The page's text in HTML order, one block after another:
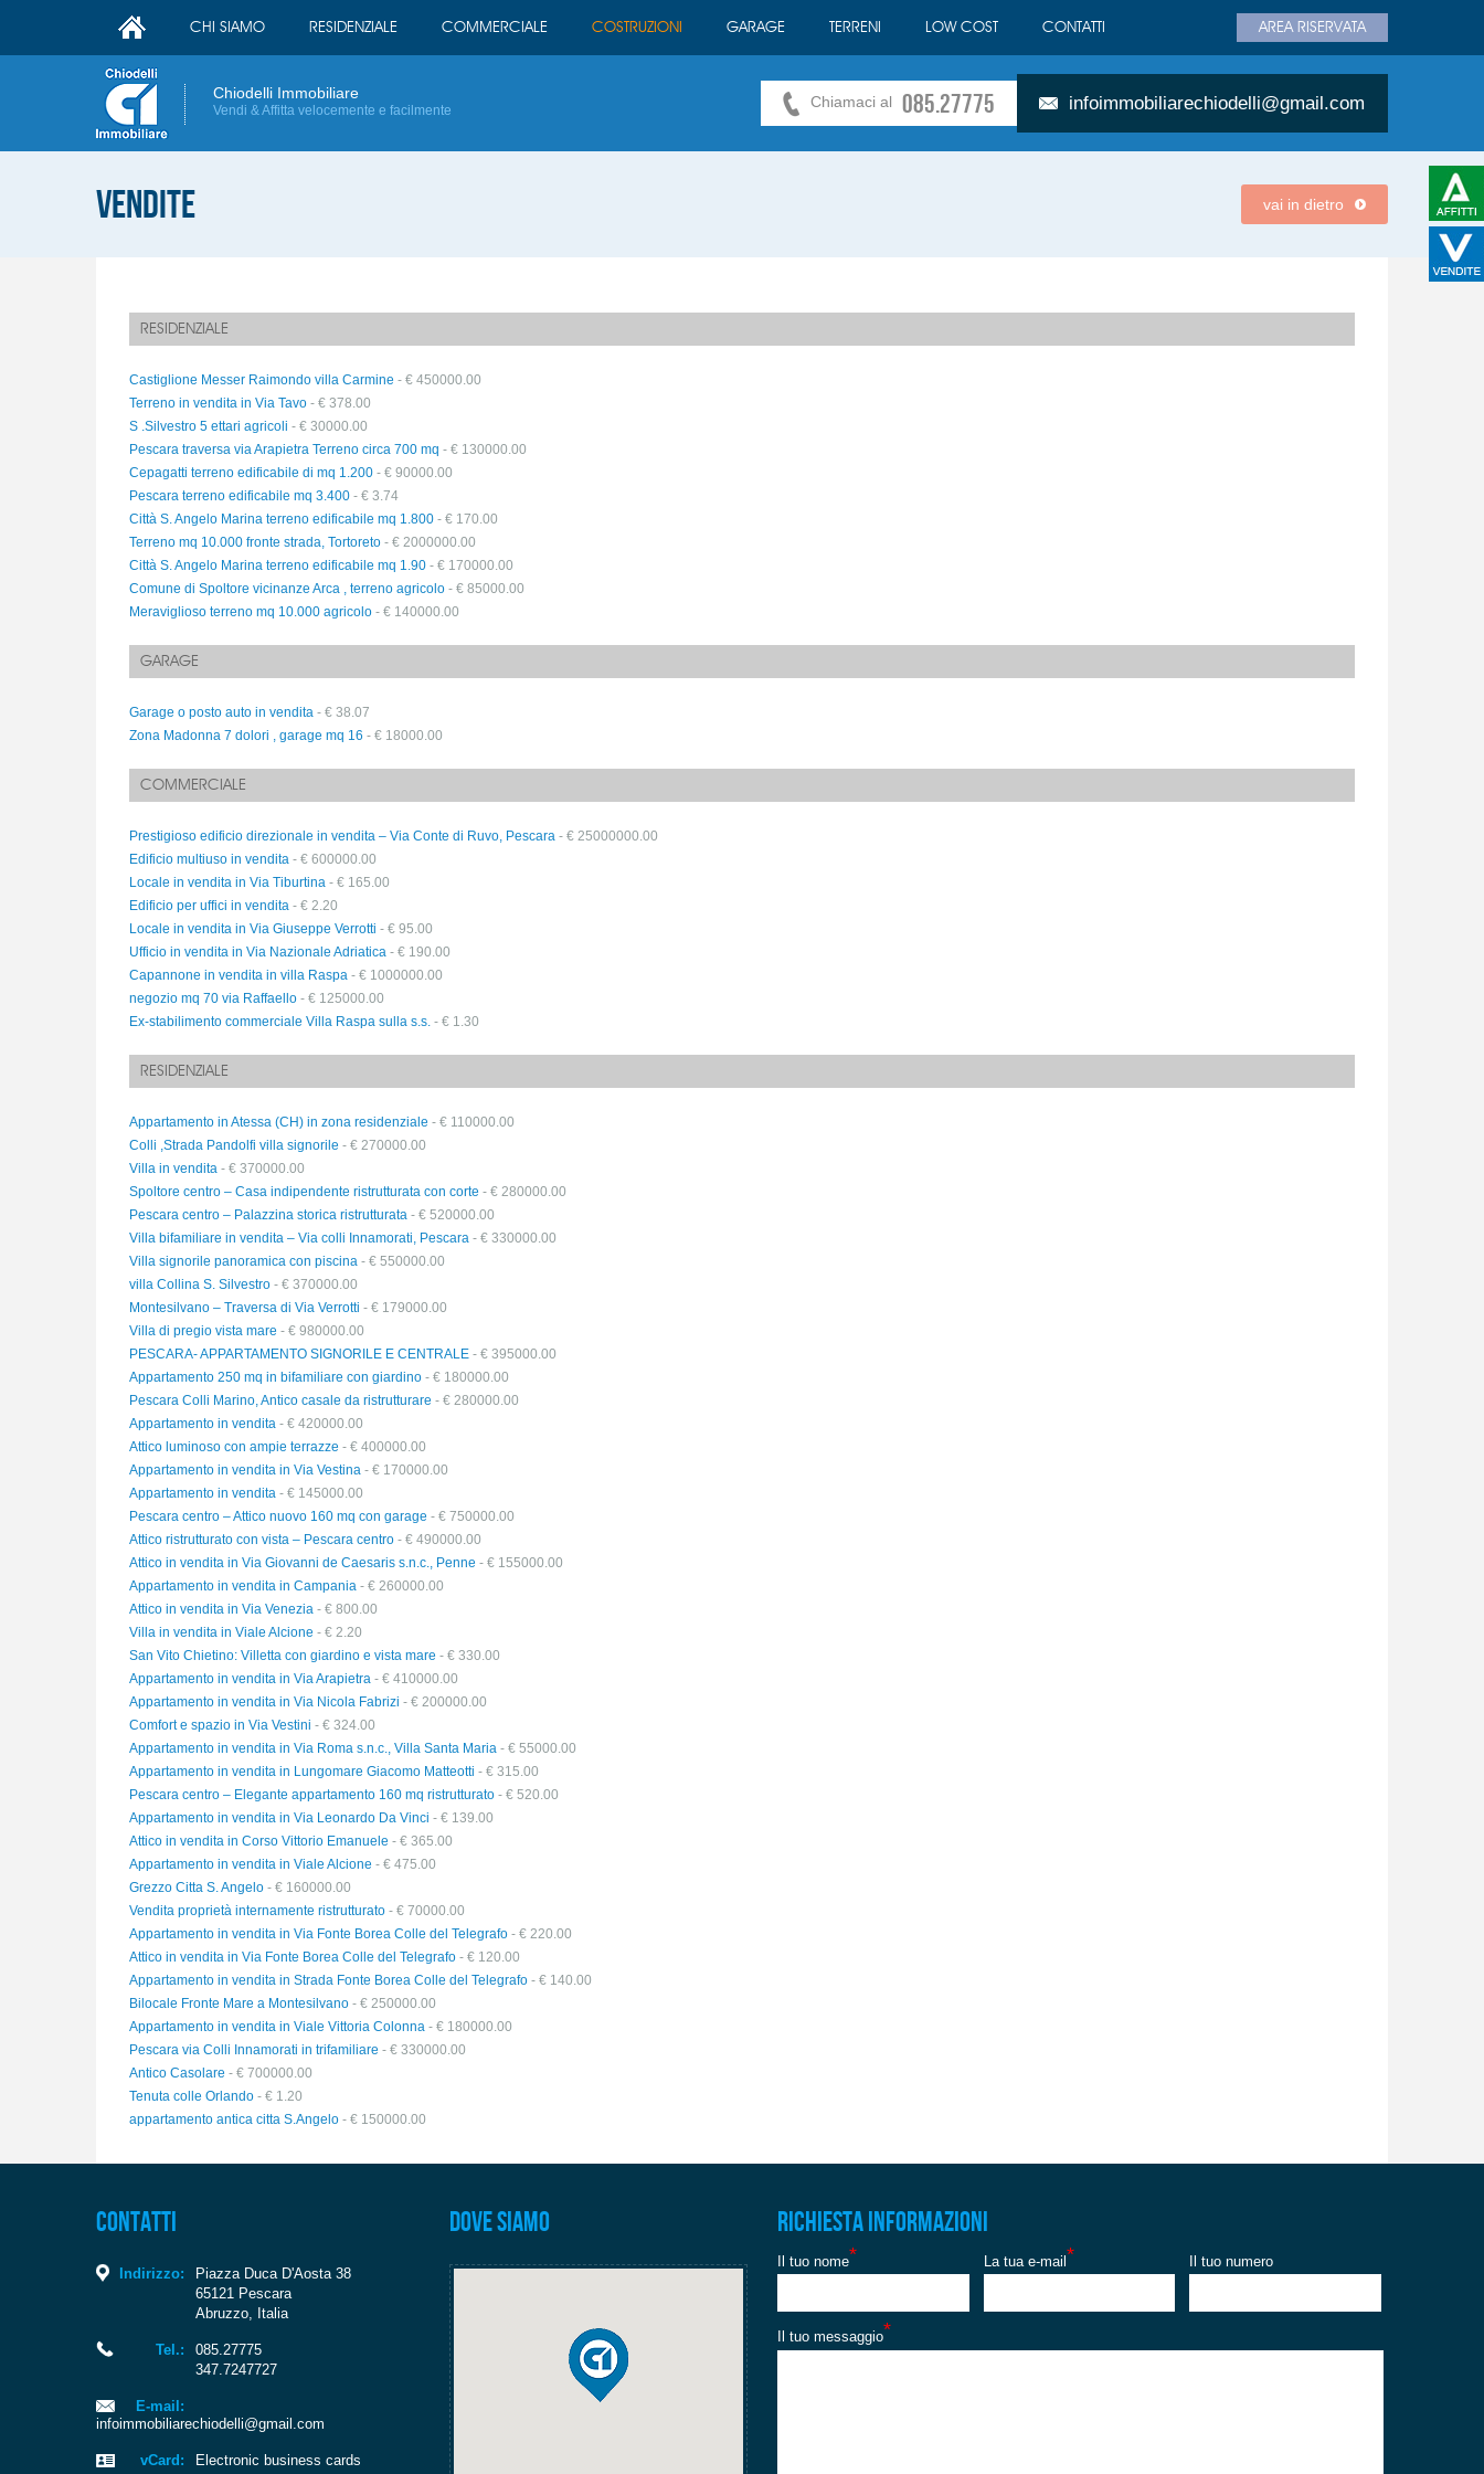
CHI SIAMO RESIDENZIALE COMMERCIALE COSTRUZIONI GARAGE TERRENI LOW COST CONTATTI AREA RISERVATA
infoimmobiliarechiodelli@gmail.com
Chiamaci al 085.27775
Chiodelli Immobiliare
Vendi & Affitta velocemente e facilmente
vai in dietro
Vendite
RESIDENZIALE
Castiglione Messer Raimondo villa Carmine - € 450000.00
Terreno in vendita in Via Tavo - € 378.00
S .Silvestro 5 ettari agricoli - € 30000.00
Pescara traversa via Arapietra Terreno circa 700 mq - € 130000.00
Cepagatti terreno edificabile di mq 1.200 - € 90000.00
Pescara terreno edificabile mq 3.400 - € 3.74
Città S. Angelo Marina terreno edificabile mq 1.800 - € 170.00
Terreno mq 10.000 fronte strada, Tortoreto - € 2000000.00
Città S. Angelo Marina terreno edificabile mq 1.90 - € 170000.00
Comune di Spoltore vicinanze Arca , terreno agricolo - € 85000.00
Meraviglioso terreno mq 10.000 agricolo - € 140000.00
GARAGE
Garage o posto auto in vendita - € 38.07
Zona Madonna 7 dolori , garage mq 16 - € 18000.00
COMMERCIALE
Prestigioso edificio direzionale in vendita – Via Conte di Ruvo, Pescara - € 25000000.00
Edificio multiuso in vendita - € 600000.00
Locale in vendita in Via Tiburtina - € 165.00
Edificio per uffici in vendita - € 2.20
Locale in vendita in Via Giuseppe Verrotti - € 95.00
Ufficio in vendita in Via Nazionale Adriatica - € 190.00
Capannone in vendita in villa Raspa - € 1000000.00
negozio mq 70 via Raffaello - € 125000.00
Ex-stabilimento commerciale Villa Raspa sulla s.s. - € 1.30
RESIDENZIALE
Appartamento in Atessa (CH) in zona residenziale - € 110000.00
Colli ,Strada Pandolfi villa signorile - € 270000.00
Villa in vendita - € 370000.00
Spoltore centro – Casa indipendente ristrutturata con corte - € 280000.00
Pescara centro – Palazzina storica ristrutturata - € 520000.00
Villa bifamiliare in vendita – Via colli Innamorati, Pescara - € 330000.00
Villa signorile panoramica con piscina - € 550000.00
villa Collina S. Silvestro - € 370000.00
Montesilvano – Traversa di Via Verrotti - € 179000.00
Villa di pregio vista mare - € 980000.00
PESCARA- APPARTAMENTO SIGNORILE E CENTRALE - € 395000.00
Appartamento 250 mq in bifamiliare con giardino - € 180000.00
Pescara Colli Marino, Antico casale da ristrutturare - € 280000.00
Appartamento in vendita - € 420000.00
Attico luminoso con ampie terrazze - € 400000.00
Appartamento in vendita in Via Vestina - € 170000.00
Appartamento in vendita - € 145000.00
Pescara centro – Attico nuovo 160 mq con garage - € 750000.00
Attico ristrutturato con vista – Pescara centro - € 490000.00
Attico in vendita in Via Giovanni de Caesaris s.n.c., Penne - € 155000.00
Appartamento in vendita in Campania - € 260000.00
Attico in vendita in Via Venezia - € 800.00
Villa in vendita in Viale Alcione - € 2.20
San Vito Chietino: Villetta con giardino e vista mare - € 330.00
Appartamento in vendita in Via Arapietra - € 410000.00
Appartamento in vendita in Via Nicola Fabrizi - € 200000.00
Comfort e spazio in Via Vestini - € 324.00
Appartamento in vendita in Via Roma s.n.c., Villa Santa Maria - € 55000.00
Appartamento in vendita in Lungomare Giacomo Matteotti - € 315.00
Pescara centro – Elegante appartamento 160 mq ristrutturato - € 520.00
Appartamento in vendita in Via Leonardo Da Vinci - € 139.00
Attico in vendita in Corso Vittorio Emanuele - € 365.00
Appartamento in vendita in Viale Alcione - € 475.00
Grezzo Citta S. Angelo - € 160000.00
Vendita proprietà internamente ristrutturato - € 70000.00
Appartamento in vendita in Via Fonte Borea Colle del Telegrafo - € 220.00
Attico in vendita in Via Fonte Borea Colle del Telegrafo - € 120.00
Appartamento in vendita in Strada Fonte Borea Colle del Telegrafo - € 140.00
Bilocale Fronte Mare a Montesilvano - € 250000.00
Appartamento in vendita in Viale Vittoria Colonna - € 180000.00
Pescara via Colli Innamorati in trifamiliare - € 330000.00
Antico Casolare - € 700000.00
Tenuta colle Orlando - € 1.20
appartamento antica citta S.Angelo - € 150000.00
Contatti
Indirizzo:
Piazza Duca D'Aosta 38
65121 Pescara
Abruzzo, Italia
Tel.:
085.27775
347.7247727
E-mail:
infoimmobiliarechiodelli@gmail.com
vCard: Electronic business cards
Dove siamo Richiesta informazioni
Il tuo nome* La tua e-mail * Il tuo numero
Il tuo messaggio*